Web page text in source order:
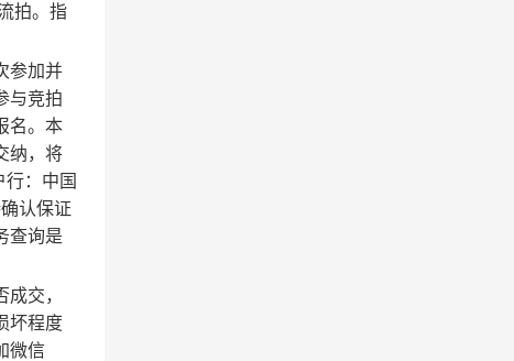
拍。指
参加并
与竞拍
名。本
纳，将
：中国
认保证
查询是
交，
坏程度
微信